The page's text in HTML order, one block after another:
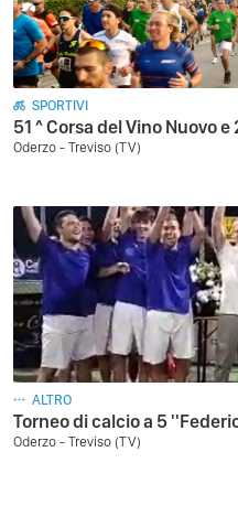
SPORTIVI
51 ^ Corsa del Vino Nuovo
Oderzo - Treviso (TV)
ALTRO
Torneo di calcio a 5
Oderzo - Treviso (TV)